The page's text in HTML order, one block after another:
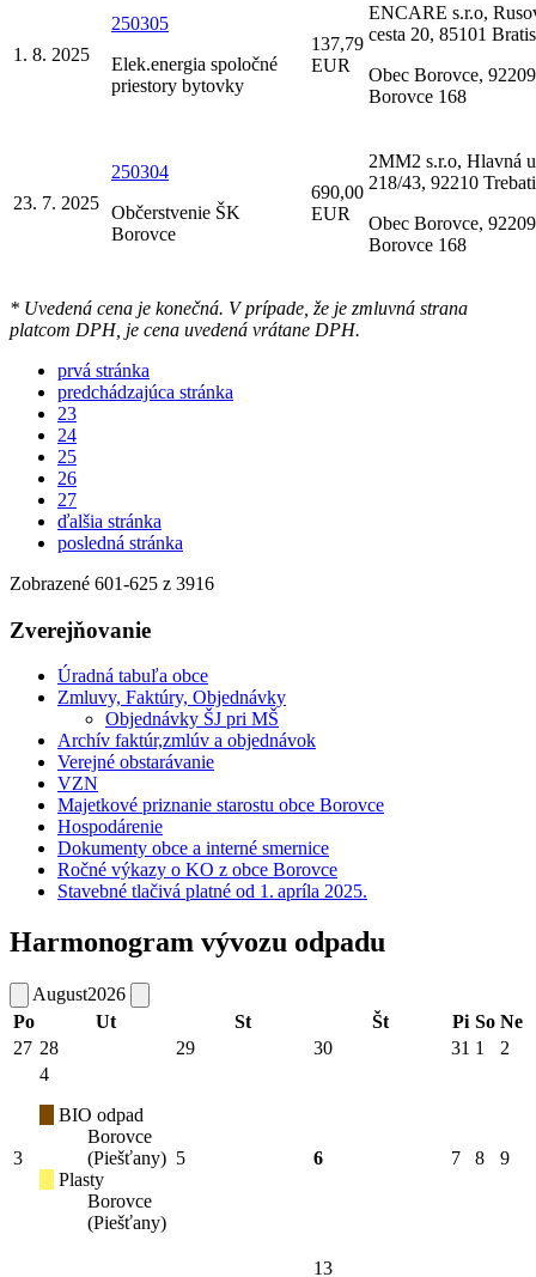
1. 8. 2025
250305
Elek.energia spoločné
priestory bytovky
137,79
EUR
ENCARE s.r.o,
cesta 20, 85101
Obec Borovce, 92209
Borovce 168
23. 7. 2025
250304
Občerstvenie ŠK
Borovce
690,00
EUR
2MM2 s.r.o, Hlavná
218/43, 92210
Obec Borovce, 92209
Borovce 168
* Uvedená cena je konečná. V prípade, že je zmluvná strana
platcom DPH, je cena uvedená vrátane DPH.
prvá stránka
predchádzajúca stránka
23
24
25
26
27
ďalšia stránka
posledná stránka
Zobrazené 601-625 z 3916
Zverejňovanie
Úradná tabuľa obce
Zmluvy, Faktúry, Objednávky
Objednávky ŠJ pri MŠ
Archív faktúr,zmlúv a objednávok
Verejné obstarávanie
VZN
Majetkové priznanie starostu obce Borovce
Hospodárenie
Dokumenty obce a interné smernice
Ročné výkazy o KO z obce Borovce
Stavebné tlačivá platné od 1. apríla 2025.
Harmonogram vývozu odpadu
August2026
Po
Ut St Št Pi So Ne
27 28 29 30 31 1 2
3
4
BIO odpad
Borovce
(Piešťany)
Plasty
Borovce
(Piešťany)
5 6 7 8 9
13